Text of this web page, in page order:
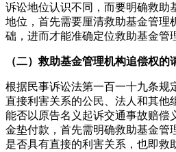
诉讼地位认识不同，而要明确救助
地位，首先需要厘清救助基金管理
础，进而才能准确定位救助基金管
（二）救助基金管理机构追偿权的
根据民事诉讼法第一百一十九条规
直接利害关系的公民、法人和其他
能否以原告名义起诉交通事故赔偿
金垫付款，首先需明确救助基金管
是否具有直接的利害关系，也即救